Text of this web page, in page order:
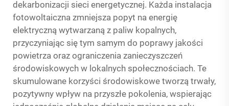
dekarbonizacji sieci energetycznej. Każda instalacja
fotowoltaiczna zmniejsza popyt na energię
elektryczną wytwarzaną z paliw kopalnych,
przyczyniając się tym samym do poprawy jakości
powietrza oraz ograniczenia zanieczyszczeń
środowiskowych w lokalnych społecznościach. Te
skumulowane korzyści środowiskowe tworzą trwały,
pozytywny wpływ na przyszłe pokolenia, wspierając